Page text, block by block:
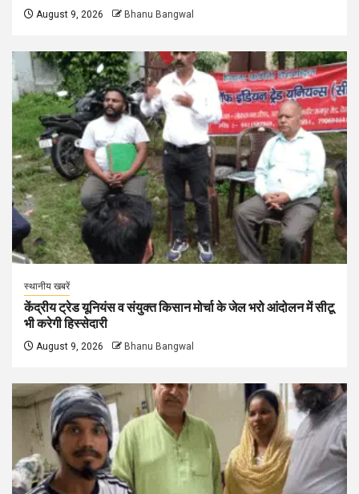
August 9, 2026 Bhanu Bangwal
स्थानीय खबरें
केंद्रीय ट्रेड यूनियंस व संयुक्त किसान मोर्चा के जेल भरो आंदोलन में सीटू
भी करेगी हिस्सेदारी
August 9, 2026 Bhanu Bangwal